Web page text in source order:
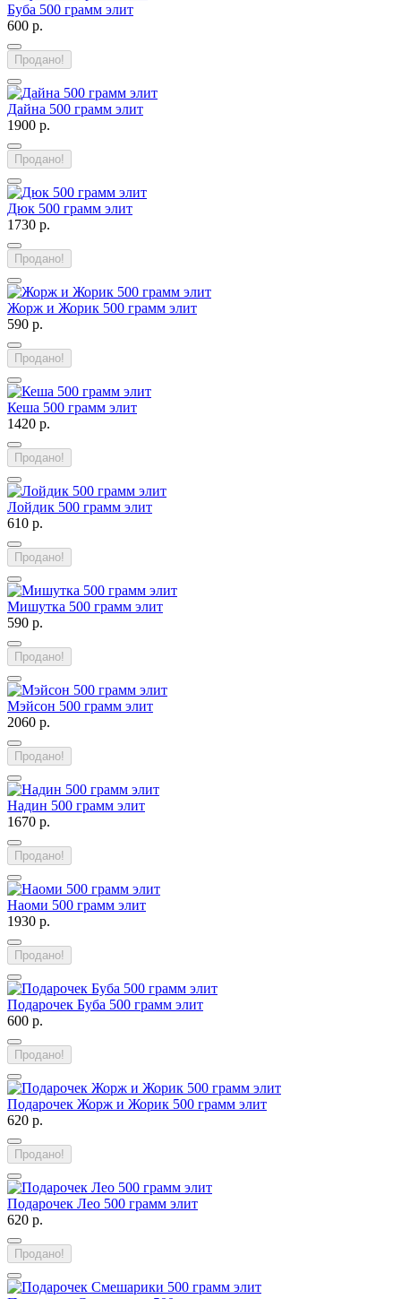
Буба 500 грамм элит
600 р.
Продано!
Дайна 500 грамм элит
1900 р.
Продано!
Дюк 500 грамм элит
1730 р.
Продано!
Жорж и Жорик 500 грамм элит
590 р.
Продано!
Кеша 500 грамм элит
1420 р.
Продано!
Лойдик 500 грамм элит
610 р.
Продано!
Мишутка 500 грамм элит
590 р.
Продано!
Мэйсон 500 грамм элит
2060 р.
Продано!
Надин 500 грамм элит
1670 р.
Продано!
Наоми 500 грамм элит
1930 р.
Продано!
Подарочек Буба 500 грамм элит
600 р.
Продано!
Подарочек Жорж и Жорик 500 грамм элит
620 р.
Продано!
Подарочек Лео 500 грамм элит
620 р.
Продано!